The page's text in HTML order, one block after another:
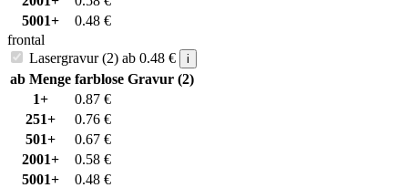
5001+
0.48 €
frontal
Lasergravur (2) ab 0.48 € i
ab Menge farblose Gravur (2)
1+
0.87 €
251+
0.76 €
501+
0.67 €
2001+
0.58 €
5001+
0.48 €